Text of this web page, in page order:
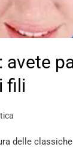
fili
delle